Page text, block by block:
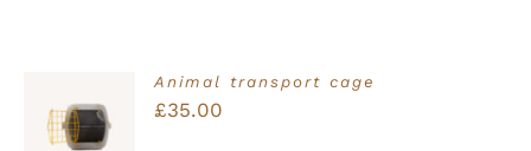
Bewertet
mit5.00von
5
IN DEN
WARENKORB
Animal transport cage
£35.00